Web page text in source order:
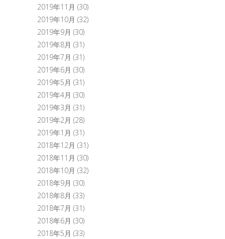
2019年11月 (30)
2019年10月 (32)
2019年9月 (30)
2019年8月 (31)
2019年7月 (31)
2019年6月 (30)
2019年5月 (31)
2019年4月 (30)
2019年3月 (31)
2019年2月 (28)
2019年1月 (31)
2018年12月 (31)
2018年11月 (30)
2018年10月 (32)
2018年9月 (30)
2018年8月 (33)
2018年7月 (31)
2018年6月 (30)
2018年5月 (33)